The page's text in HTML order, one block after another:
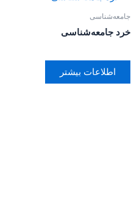
جامعه‌شناسی
خرد جامعه‌شناسی
اطلاعات بیشتر